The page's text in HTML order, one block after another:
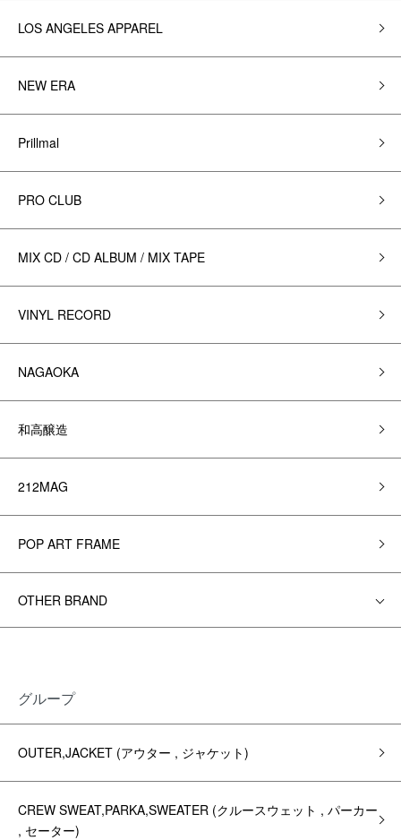
LOS ANGELES APPAREL
NEW ERA
Prillmal
PRO CLUB
MIX CD / CD ALBUM / MIX TAPE
VINYL RECORD
NAGAOKA
和高醸造
212MAG
POP ART FRAME
OTHER BRAND
グループ
OUTER,JACKET (アウター , ジャケット)
CREW SWEAT,PARKA,SWEATER (クルースウェット , パーカー
, セーター)